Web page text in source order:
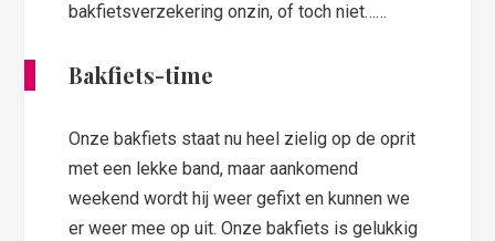
bakfietsverzekering onzin, of toch niet……
Bakfiets-time
Onze bakfiets staat nu heel zielig op de oprit
met een lekke band, maar aankomend
weekend wordt hij weer gefixt en kunnen we
er weer mee op uit. Onze bakfiets is gelukkig